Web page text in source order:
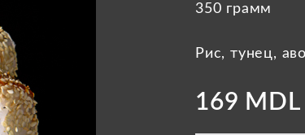
350 грамм
Рис, тунец,
169 MDL